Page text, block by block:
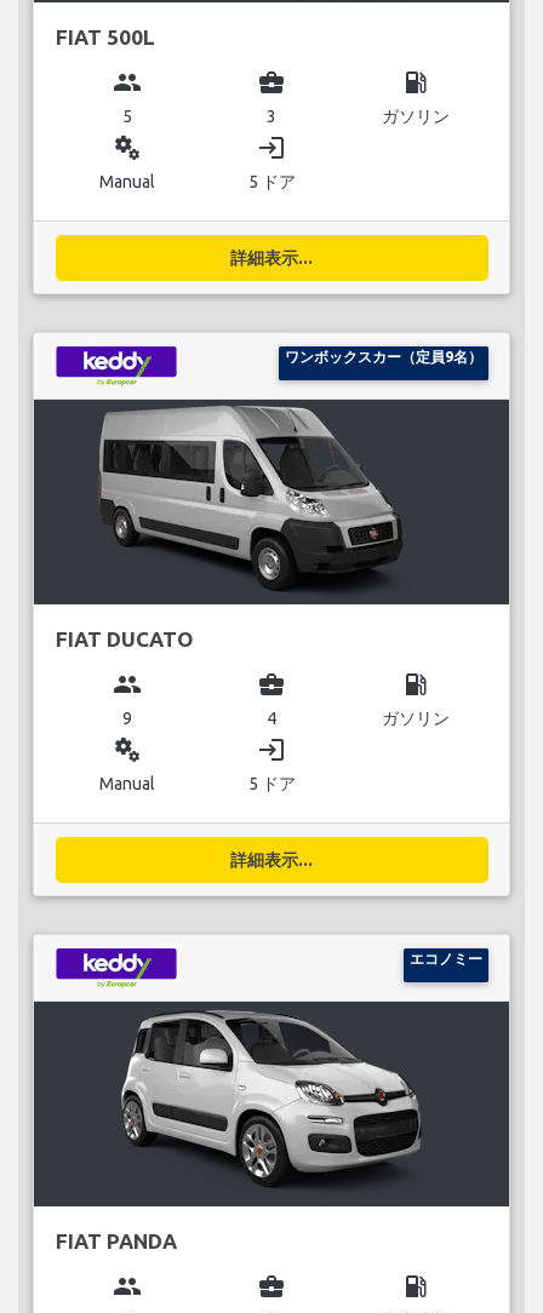
FIAT 500L
group
5
business_center
3
local_gas_station
ガソリン
miscellaneous_services
Manual
login
5 ドア
詳細表示...
ワンボックスカー（定員9名）
FIAT DUCATO
group
9
business_center
4
local_gas_station
ガソリン
miscellaneous_services
Manual
login
5 ドア
詳細表示...
エコノミー
FIAT PANDA
group business_center local_gas_station